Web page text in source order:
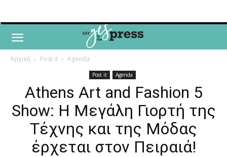
Αρχική Post it Agenda
Post it Agenda
Athens Art and Fashion 5
Show: Η Μεγάλη Γιορτή της
Τέχνης και της Μόδας
έρχεται στον Πειραιά!